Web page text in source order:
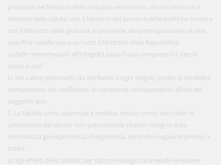
proposta del Ministro dello sviluppo economico, di concerto con il
Ministro della salute, con il Ministro del lavoro e delle politiche sociali e
con il Ministro della giustizia, si provvede alla predisposizione di una
specifica tabella unica su tutto il territorio della Repubblica:
a) delle menomazioni all'integrità psico-fisica comprese tra dieci e
cento punti;
b) del valore pecuniario da attribuire a ogni singolo punto di invalidità
comprensivo dei coefficienti di variazione corrispondenti all'età del
soggetto leso.
2. La tabella unica nazionale è redatta, tenuto conto dei criteri di
valutazione del danno non patrimoniale ritenuti congrui dalla
consolidata giurisprudenza di legittimità, secondo i seguenti princìpi e
criteri:
a) agli effetti della tabella, per danno biologico si intende la lesione